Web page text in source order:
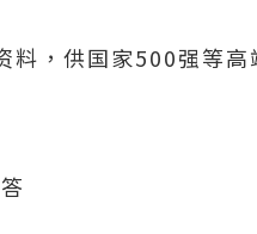
料，供国家500强等